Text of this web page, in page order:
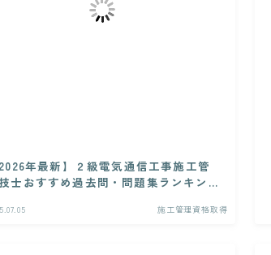
2026年最新】２級電気通信工事施工管
士おすすめ過去問・問題集ランキン
施工管理資格取得